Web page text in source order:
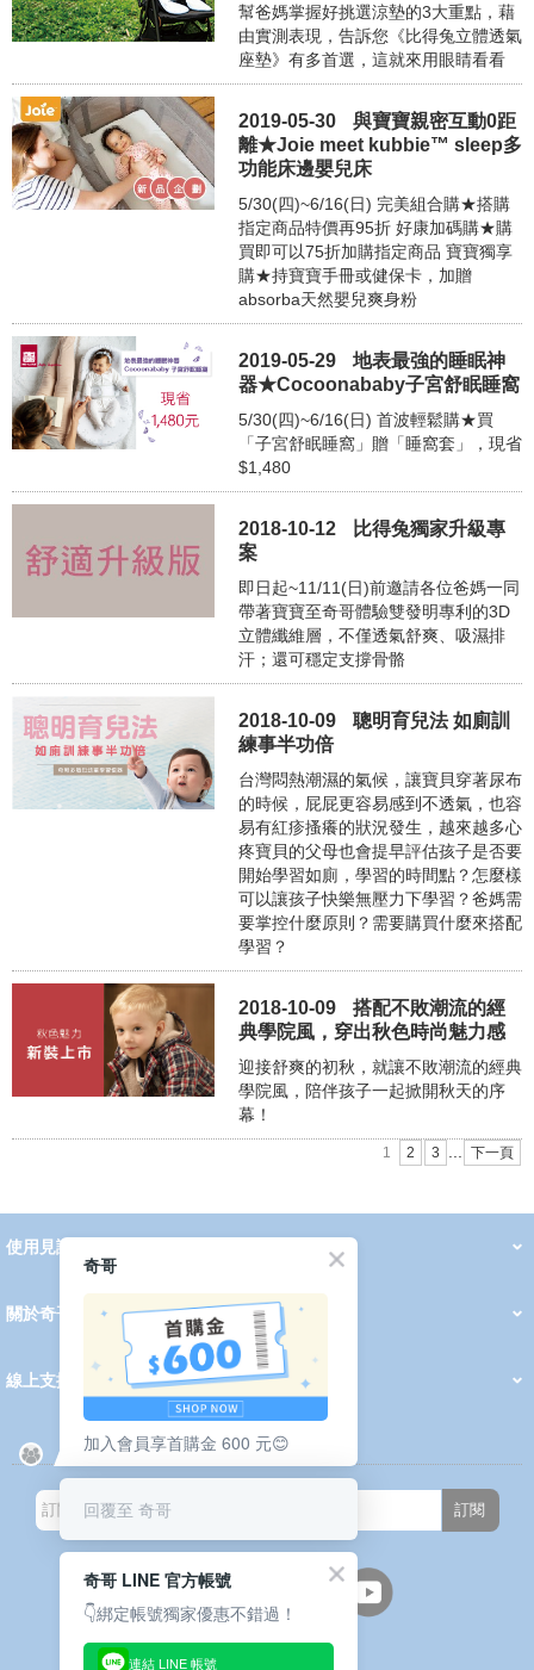
幫爸媽掌握好挑選涼墊的3大重點，藉
由實測表現，告訴您《比得兔立體透氣
座墊》有多首選，這就來用眼睛看看
2019-05-30
與寶寶親密互動0距
離★Joie meet kubbie™ sleep多
功能床邊嬰兒床
5/30(四)~6/16(日) 完美組合購★搭購
指定商品特價再95折 好康加碼購★購
買即可以75折加購指定商品 寶寶獨享
購★持寶寶手冊或健保卡，加贈
absorba天然嬰兒爽身粉
2019-05-29
地表最強的睡眠神
器★Cocoonababy子宮舒眠睡窩
5/30(四)~6/16(日) 首波輕鬆購★買
「子宮舒眠睡窩」贈「睡窩套」，現省
$1,480
2018-10-12
比得兔獨家升級專
案
即日起~11/11(日)前邀請各位爸媽一同
帶著寶寶至奇哥體驗雙發明專利的3D
立體纖維層，不僅透氣舒爽、吸濕排
汗；還可穩定支撐骨骼
2018-10-09
聰明育兒法 如廁訓
練事半功倍
台灣悶熱潮濕的氣候，讓寶貝穿著尿布
的時候，屁屁更容易感到不透氣，也容
易有紅疹搔癢的狀況發生，越來越多心
疼寶貝的父母也會提早評估孩子是否要
開始學習如廁，學習的時間點？怎麼樣
可以讓孩子快樂無壓力下學習？爸媽需
要掌控什麼原則？需要購買什麼來搭配
學習？
2018-10-09
搭配不敗潮流的經
典學院風，穿出秋色時尚魅力感
迎接舒爽的初秋，就讓不敗潮流的經典
學院風，陪伴孩子一起掀開秋天的序
幕！
1 2 3 下一頁
使用見證
關於奇哥
會員中心
會員權益說明
我的帳戶
訂單查詢
紅利點數
修改會員資料
活動報名
線上支援
隱私權聲明
保固卡登錄
訂閱電子報
訂閱
奇哥
加入會員享首購金 600 元😊
回覆至 奇哥
奇哥 LINE 官方帳號
👇綁定帳號獨家優惠不錯過！
連結 LINE 帳號